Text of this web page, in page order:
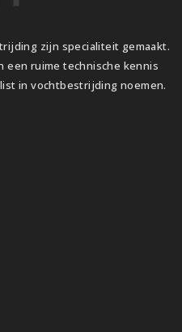
zijn specialiteit gemaakt.
een ruime technische kennis
in vochtbestrijding noemen.